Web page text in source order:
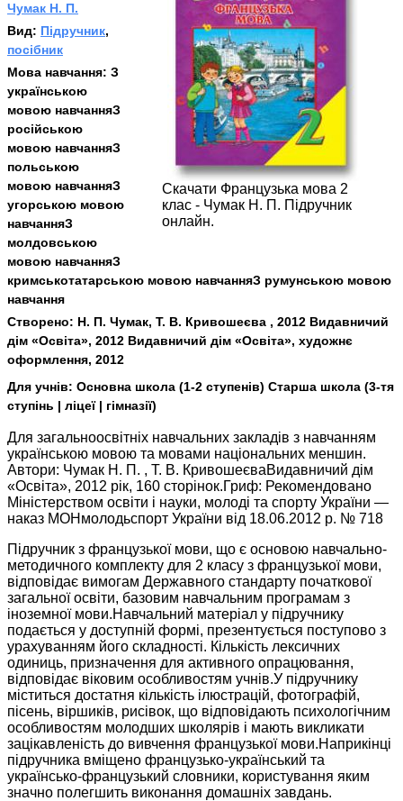
Скачати Французька мова 2
клас - Чумак Н. П. Підручник
онлайн.
Чумак Н. П.
Вид: Підручник,
посібник
Мова навчання: З
українською
мовою навчанняЗ
російською
мовою навчанняЗ
польською
мовою навчанняЗ
угорською мовою
навчанняЗ
молдовською
мовою навчанняЗ
кримськотатарською мовою навчанняЗ румунською мовою
навчання
Створено: Н. П. Чумак, Т. В. Кривошеєва , 2012 Видавничий
дім «Освіта», 2012 Видавничий дім «Освіта», художнє
оформлення, 2012
Для учнів: Основна школа (1-2 ступенів) Старша школа (3-тя
ступінь | ліцеї | гімназії)
Для загальноосвітніх навчальних закладів з навчанням
українською мовою та мовами національних меншин.
Автори: Чумак Н. П. , Т. В. КривошеєваВидавничий дім
«Освіта», 2012 рік, 160 сторінок.Гриф: Рекомендовано
Міністерством освіти і науки, молоді та спорту України —
наказ МОНмолодьспорт України від 18.06.2012 р. № 718
Підручник з французької мови, що є основою навчально-
методичного комплекту для 2 класу з французької мови,
відповідає вимогам Державного стандарту початкової
загальної освіти, базовим навчальним програмам з
іноземної мови.Навчальний матеріал у підручнику
подається у доступній формі, презентується поступово з
урахуванням його складності. Кількість лексичних
одиниць, призначення для активного опрацювання,
відповідає віковим особливостям учнів.У підручнику
міститься достатня кількість ілюстрацій, фотографій,
пісень, віршиків, рисівок, що відповідають психологічним
особливостям молодших школярів і мають викликати
зацікавленість до вивчення французької мови.Наприкінці
підручника вміщено французько-український та
українсько-французький словники, користування яким
значно полегшить виконання домашніх завдань.